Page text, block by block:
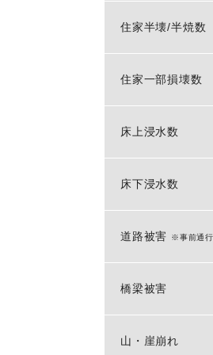
住家半壊/半焼数
住家一部損壊数
床上浸水数
床下浸水数
道路被害 ※事前通行
橋梁被害
山・崖崩れ